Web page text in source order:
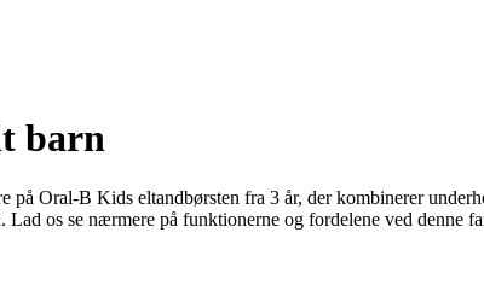
barn
Oral-B Kids eltandbørsten fra 3 år, der kombinerer
os se nærmere på funktionerne og fordelene ved denne